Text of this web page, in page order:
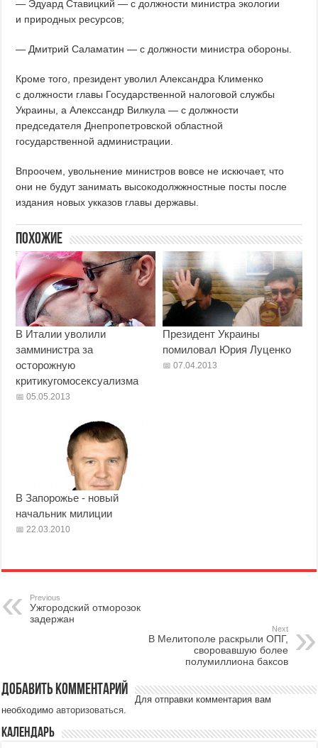
— Эдуард Ставицкий — с должности министра экологии
и природных ресурсов;
— Дмитрий Саламатин — с должности министра обороны.
Кроме того, президент уволил Александра Клименко
с должности главы Государственной налоговой службы
Украины, а Алекссандр Вилкула — с должности
председателя Днепропетровской областной
государственной администрации.
Впроочем, увольнение министров вовсе не искючает, что
они не будут занимать высокодолжжностные посты после
издания новых укказов главы державы.
Похожие
В Италии уволили
замминистра за
осторожную
критикугомосексуализма
05.05.2013
Президент Украины
помиловал Юрия Луценко
07.04.2013
В Запорожье - новый
начальник милиции
22.03.2010
Previous
Ужгородский отморозок
задержан
Next
В Мелитополе раскрыли ОПГ,
своровавшую более
полумиллиона баксов
Добавить комментарий
Для отправки комментария вам
необходимоавторизоваться.
Календарь